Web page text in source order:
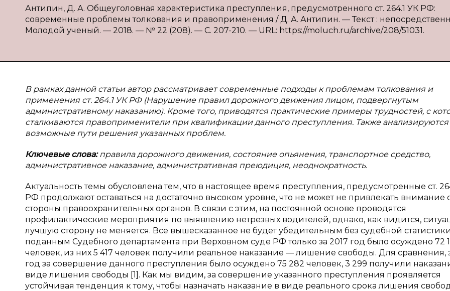
Антипин, Д. А. Общеуголовная характеристика преступления, предусмотренного ст. 264.1 УК РФ:
современные проблемы толкования и правоприменения / Д. А. Антипин. — Текст :
Молодой ученый. — 2018. — № 22 (208). — С. 207-210. — URL: https://moluch.ru/archive/208/51031.
В рамках данной статьи автор рассматривает современные подходы к проблемам толкования и
применения ст. 264.1 УК РФ (Нарушение правил дорожного движения лицом, подвергнутым
административному наказанию). Кроме того, приводятся практические примеры трудностей, с
сталкиваются правоприменители при квалификации данного преступления. Также анализируются
возможные пути решения указанных проблем.
Ключевые слова:правила дорожного движения, состояние опьянения, транспортное средство,
административное наказание, административная преюдиция, неоднократность.
Актуальность темы обусловлена тем, что в настоящее время преступления, предусмотренные ст.
РФ продолжают оставаться на достаточно высоком уровне, что не может не привлекать внимание
стороны правоохранительных органов. В связи с этим, на постоянной основе проводятся
профилактические мероприятия по выявлению нетрезвых водителей, однако, как видится,
лучшую сторону не меняется. Все вышесказанное не будет убедительным без судебной
поданным Судебного департамента при Верховном суде РФ только за 2017 год было осуждено 72
человек, из них 5 417 человек получили реальное наказание — лишение свободы. Для сравнения,
год за совершение данного преступления было осуждено 75 282 человек, 3 299 получили
виде лишения свободы [1]. Как мы видим, за совершение указанного преступления проявляется
устойчивая тенденция к тому, чтобы назначать наказание в виде реального срока лишения